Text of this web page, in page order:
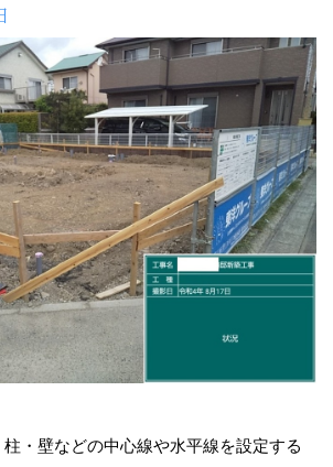
・壁などの中心線や水平線を設定する